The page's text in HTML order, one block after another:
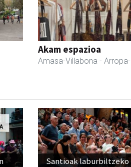
Akam espazioa
Amasa-Villabona -
Santioak laburbiltzeko